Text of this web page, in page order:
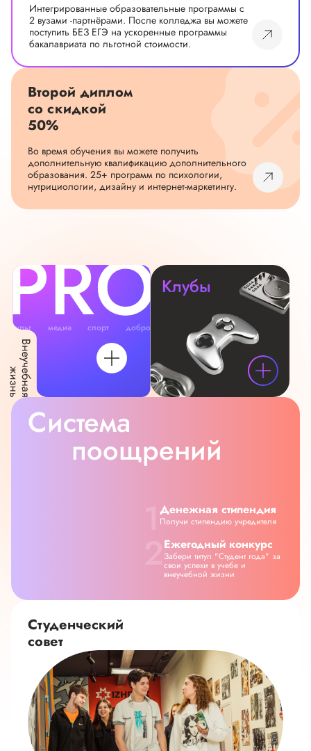
Интегрированные образовательные программы с
2 вузами -партнёрами. После колледжа вы можете
поступить БЕЗ ЕГЭ на ускоренные программы
бакалавриата по льготной стоимости.
Второй диплом
со скидкой
50%
Во время обучения вы можете получить
дополнительную квалификацию дополнительного
образования. 25+ программ по психологии,
нутрициологии, дизайну и интернет-маркетингу.
культ медиа спорт добро
Клубы
Система
поощрений
Денежная стипендия
Получи стипендию учредителя
Ежегодный конкурс
Забери титул "Студент года" за
свои успехи в учебе и
внеучебной жизни
Студенческий
совет